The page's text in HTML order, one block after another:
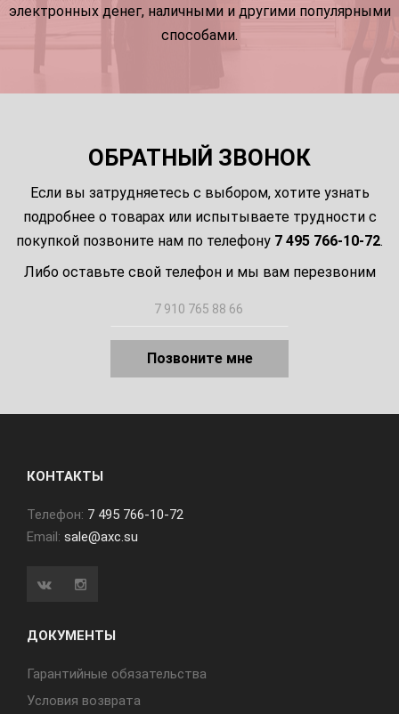
электронных денег, наличными и другими популярными
способами.
ОБРАТНЫЙ ЗВОНОК
Если вы затрудняетесь с выбором, хотите узнать
подробнее о товарах или испытываете трудности с
покупкой позвоните нам по телефону 7 495 766-10-72.
Либо оставьте свой телефон и мы вам перезвоним
Позвоните мне
КОНТАКТЫ
Телефон: 7 495 766-10-72
Email: sale@axc.su
ДОКУМЕНТЫ
Гарантийные обязательства
Условия возврата